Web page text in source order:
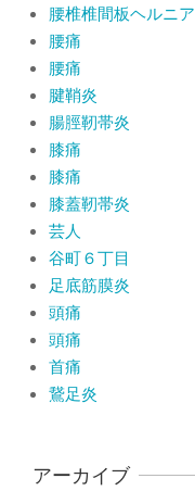
腰椎椎間板ヘルニア
腰痛
腰痛
腱鞘炎
腸脛靭帯炎
膝痛
膝痛
膝蓋靭帯炎
芸人
谷町６丁目
足底筋膜炎
頭痛
頭痛
首痛
鵞足炎
アーカイブ